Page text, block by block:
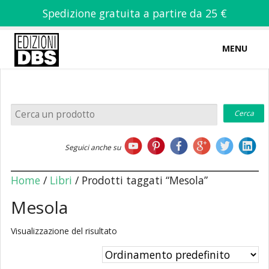
Spedizione gratuita a partire da 25 €
MENU
Home
Chi siamo
Libri
Seguici anche su
Home/ Libri / Prodotti taggati “Mesola”
Mesola
Visualizzazione del risultato